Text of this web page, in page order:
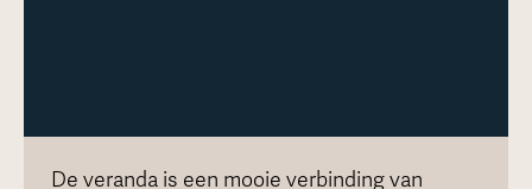
De veranda is een mooie verbinding van